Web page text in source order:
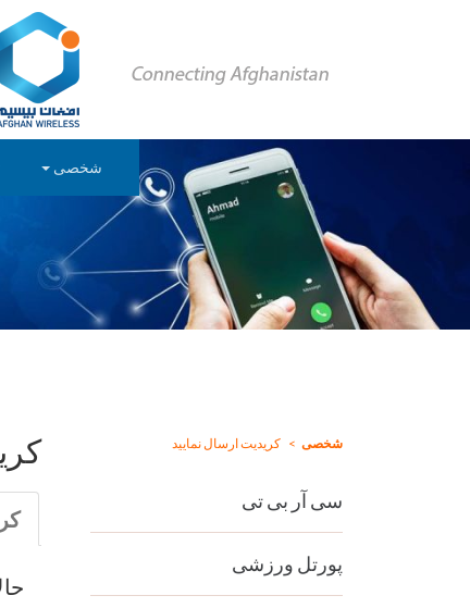
شخصی
شخصی کریدیت ارسال نمایید
سی آر بی تی
پورتل ورزشی